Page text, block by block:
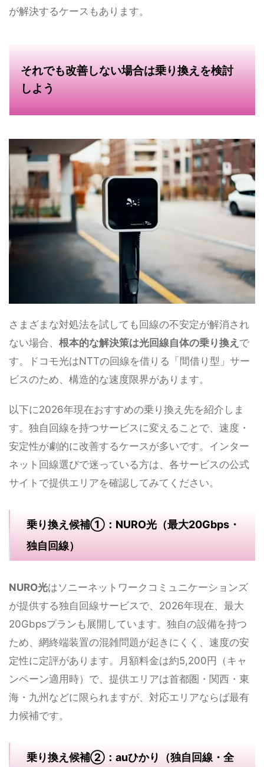
が解決するケースもあります。
それでも改善しない場合は乗り換えを検討
しよう
さまざまな対処法を試しても回線の不安定が解消され
ない場合、 根本的な解決策は光回線自体の乗り換え で
す。ドコモ光はNTTの回線を借りる「間借り型」サー
ビスのため、構造的な速度限界があります。
以下に2026年現在おすすめの乗り換え先を紹介しま
す。独自回線を持つサービスに変えることで、速度・
安定性が劇的に改善するケースが多いです。インター
ネット回線選びで迷っている方は、各サービスの公式
サイトで提供エリアを確認してみてください。
乗り換え候補①：NURO光（最大20Gbps・
独自回線）
NURO光はソニーネットワークコミュニケーションズ
が提供する独自回線サービスで、2026年現在、最大
20Gbpsプランも展開しています。独自の設備を持つ
ため、網終端装置の混雑問題が起きにくく、速度の安
定性に定評があります。月額料金は約5,200円（キャ
ンペーン適用時）で、提供エリアは首都圏・関西・東
海・九州などに限られますが、対応エリアならば最有
力候補です。
乗り換え候補②：auひかり（独自回線・全